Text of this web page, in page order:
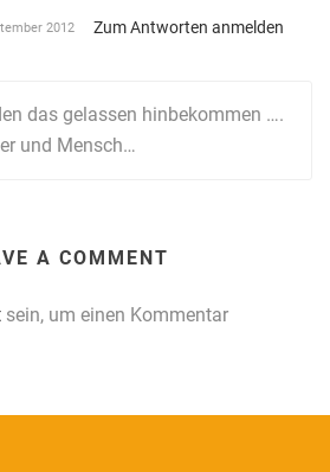
2012 Zum Antworten anmelden
das gelassen hinbekommen ….
und Mensch…
A COMMENT
sein, um einen Kommentar